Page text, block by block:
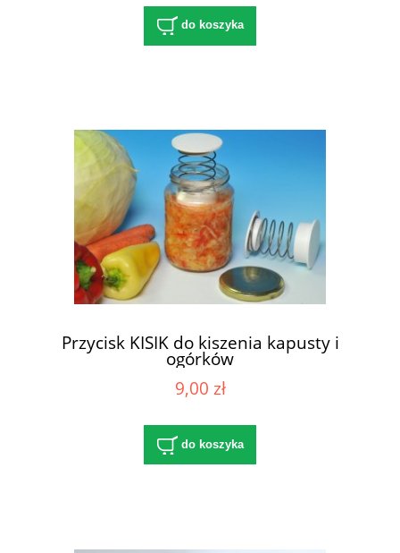
do koszyka
Przycisk KISIK do kiszenia kapusty i
ogórków
9,00 zł
do koszyka